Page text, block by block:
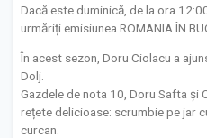
Dacă este duminică, de la ora
urmăriți emisiunea ROMANIA ÎN
În acest sezon, Doru Ciolacu a
Dolj.
Gazdele de nota 10, Doru Safta și
rețete delicioase: scrumbie pe jar
curcan.